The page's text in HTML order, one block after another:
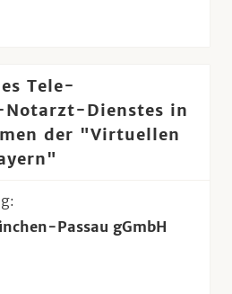
Tele-
Notarzt-Dienstes in
der "Virtuellen
Passau gGmbH